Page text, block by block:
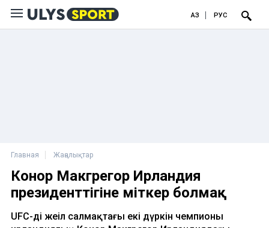
ҚАЗ РУС
Главная Жаңалықтар
Конор Макгрегор Ирландия
президенттігіне үміткер болмақ
UFC-дің жеңіл салмақтағы екі дүркін чемпионы